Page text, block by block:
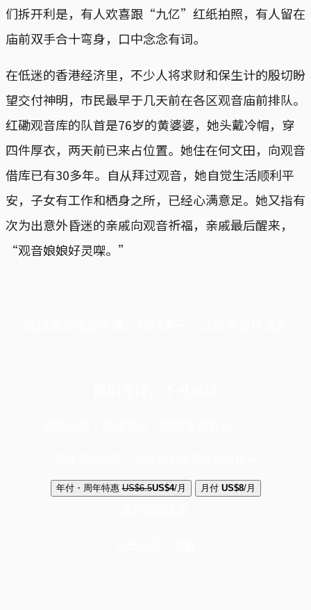
们拆开利是，有人欢喜跟“九亿”红纸拍照，有人留在
庙前双手合十弯身，口中念念有词。
在低迷的香港经济里，不少人将求财和保生计的殷切盼
望交付神明，市民最早于几天前在各区观音庙前排队。
红磡观音库的队首是76岁的黄婆婆，她头戴冷帽，穿
四件厚衣，两天前已来占位置。她住在何文田，向观音
借库已有30多年。自从拜过观音，她自觉生活顺利平
安，子女有工作和栖身之所，已经心满意足。她又指有
次为出意外昏迷的亲戚向观音祈福，亲戚最后醒来，
“观音娘娘好灵㗎。”
年付・周年特惠 US$6.5US$4/月 月付 US$8/月